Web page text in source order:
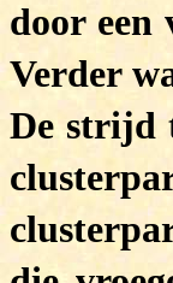
door een
Verder
De strijd